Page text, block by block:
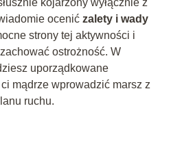
kojarzony wyłącznie z
ocenić zalety i wady
strony tej aktywności i
ostrożność. W
uporządkowane
mądrze wprowadzić marsz z
ruchu.